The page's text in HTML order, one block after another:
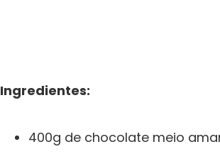
Ingredientes:
400g de chocolate meio